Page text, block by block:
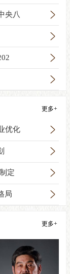

央八



更多+

优化


定

局
更多+